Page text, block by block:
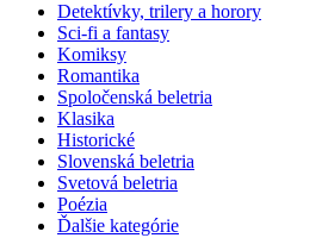
Detektívky, trilery a horory
Sci-fi a fantasy
Komiksy
Romantika
Spoločenská beletria
Klasika
Historické
Slovenská beletria
Svetová beletria
Poézia
Ďalšie kategórie